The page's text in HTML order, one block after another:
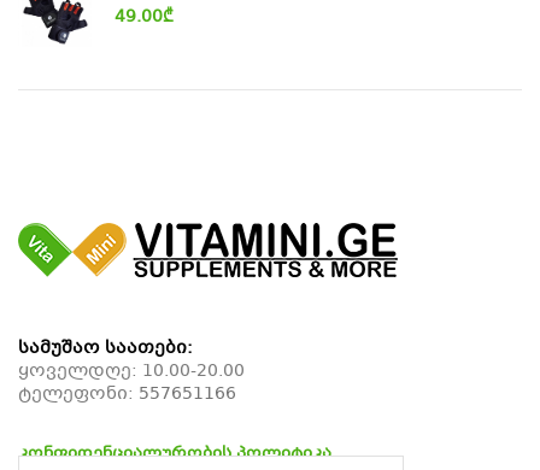
49.00₾
სამუშაო საათები:
ყოველდღე: 10.00-20.00
ტელეფონი: 557651166
კონფიდენციალურობის პოლიტიკა